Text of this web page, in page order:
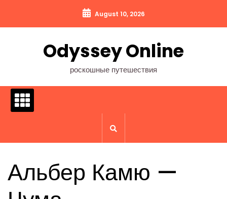
содержимому
August 10, 2026
Odyssey Online
роскошные путешествия
Альбер Камю —